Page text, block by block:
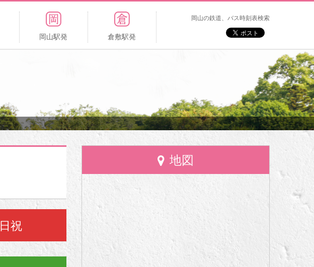
岡山駅発 倉敷駅発
岡山の鉄道、バス時刻表検索
日祝
地図